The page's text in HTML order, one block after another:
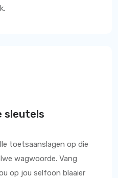
sleutels
toetsaanslagen op die
wagwoorde. Vang
op jou selfoon blaaier